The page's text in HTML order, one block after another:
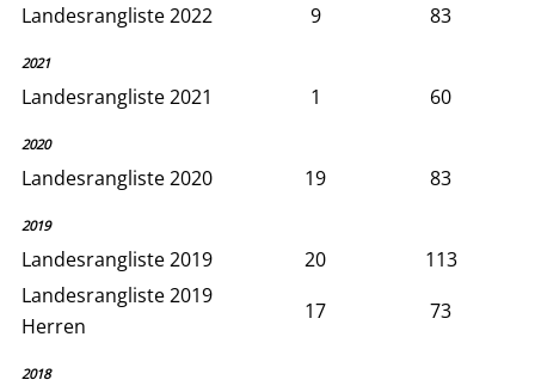
Landesrangliste 2022 9 83
2021
Landesrangliste 2021 1 60
2020
Landesrangliste 2020 19 83
2019
Landesrangliste 2019 20
113
Landesrangliste 2019
Herren
17 73
2018